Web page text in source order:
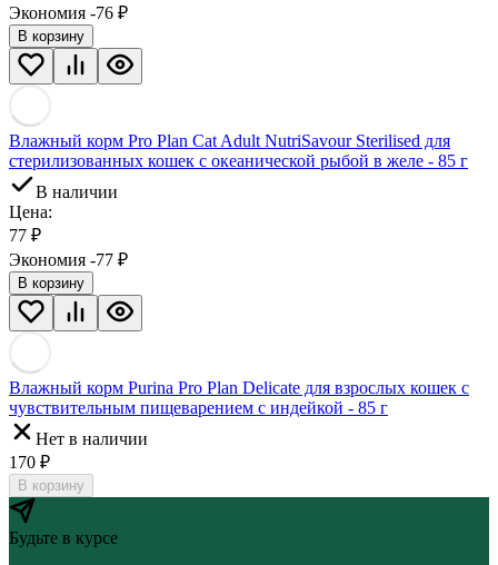
Экономия -76 ₽
В корзину
Влажный корм Pro Plan Cat Adult NutriSavour Sterilised для
стерилизованных кошек с океанической рыбой в желе - 85 г
В наличии
Цена:
77 ₽
Экономия -77 ₽
В корзину
Влажный корм Purina Pro Plan Delicate для взрослых кошек с
чувствительным пищеварением с индейкой - 85 г
Нет в наличии
170 ₽
В корзину
Будьте в курсе